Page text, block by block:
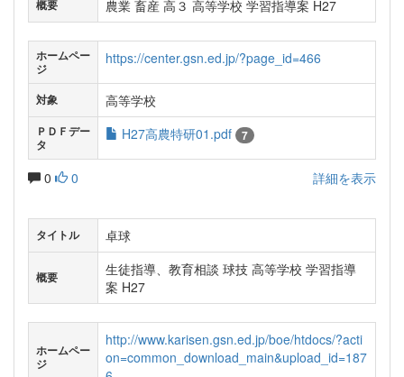
概要 農業 畜産 高３ 高等学校 学習指導案 H27
ホームペー
ジ
https://center.gsn.ed.jp/?page_id=466
対象 高等学校
ＰＤＦデー
タ
H27高農特研01.pdf 7
0 0 詳細を表示
タイトル 卓球
概要
生徒指導、教育相談 球技 高等学校 学習指導
案 H27
ホームペー
ジ
http://www.karisen.gsn.ed.jp/boe/htdocs/?acti
on=common_download_main&upload_id=187